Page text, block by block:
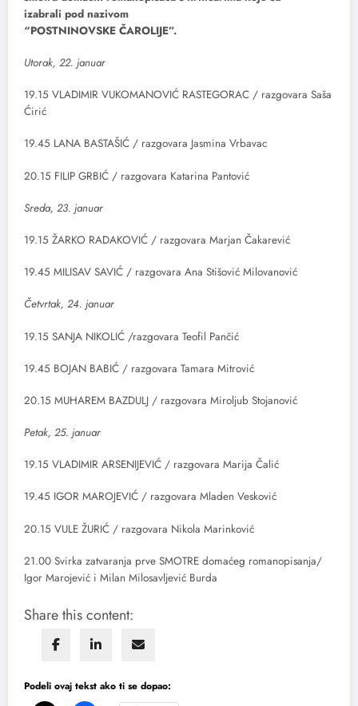
izabrali pod nazivom
“POSTNINOVSKE ČAROLIJE”.
Utorak, 22. januar
19.15 VLADIMIR VUKOMANOVIĆ RASTEGORAC / razgovara Saša
Ćirić
19.45 LANA BASTAŠIĆ / razgovara Jasmina Vrbavac
20.15 FILIP GRBIĆ / razgovara Katarina Pantović
Sreda, 23. januar
19.15 ŽARKO RADAKOVIĆ / razgovara Marjan Čakarević
19.45 MILISAV SAVIĆ / razgovara Ana Stišović Milovanović
Četvrtak, 24. januar
19.15 SANJA NIKOLIĆ /razgovara Teofil Pančić
19.45 BOJAN BABIĆ / razgovara Tamara Mitrović
20.15 MUHAREM BAZDULJ / razgovara Miroljub Stojanović
Petak, 25. januar
19.15 VLADIMIR ARSENIJEVIĆ / razgovara Marija Čalić
19.45 IGOR MAROJEVIĆ / razgovara Mladen Vesković
20.15 VULE ŽURIĆ / razgovara Nikola Marinković
21.00 Svirka zatvaranja prve SMOTRE domaćeg romanopisanja/
Igor Marojević i Milan Milosavljević Burda
Share this content:
Podeli ovaj tekst ako ti se dopao: